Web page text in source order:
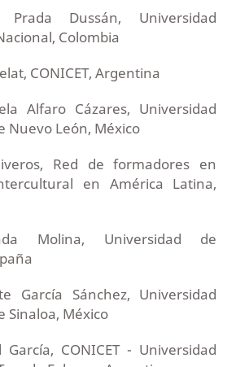
Prada Dussán, Universidad
Colombia
CONICET, Argentina
Alfaro Cázares, Universidad
Nuevo León, México
Red de formadores en
en América Latina,
Molina, Universidad de
García Sánchez, Universidad
Sinaloa, México
García, CONICET - Universidad